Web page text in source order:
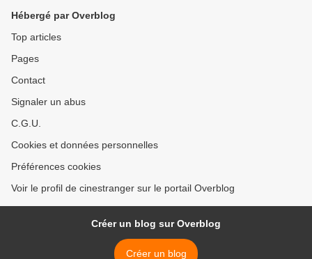
Hébergé par Overblog
Top articles
Pages
Contact
Signaler un abus
C.G.U.
Cookies et données personnelles
Préférences cookies
Voir le profil de cinestranger sur le portail Overblog
Créer un blog sur Overblog
Créer un blog